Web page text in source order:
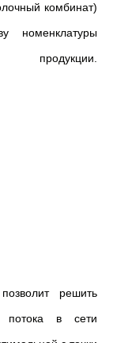
комбинат)
номенклатуры
решить
потока в сети